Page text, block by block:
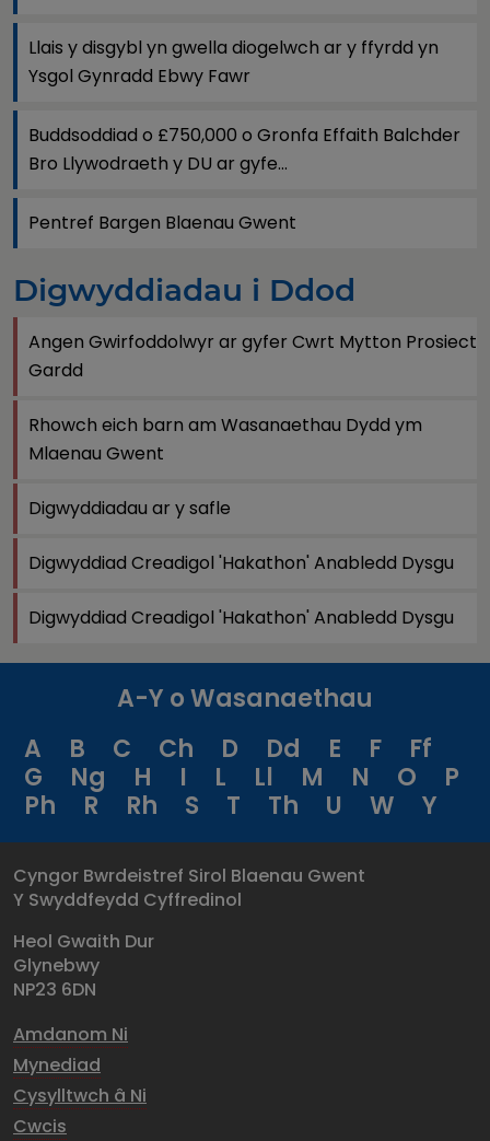
Llais y disgybl yn gwella diogelwch ar y ffyrdd yn
Ysgol Gynradd Ebwy Fawr
Buddsoddiad o £750,000 o Gronfa Effaith Balchder
Bro Llywodraeth y DU ar gyfe...
Pentref Bargen Blaenau Gwent
Digwyddiadau i Ddod
Angen Gwirfoddolwyr ar gyfer Cwrt Mytton Prosiect
Gardd
Rhowch eich barn am Wasanaethau Dydd ym
Mlaenau Gwent
Digwyddiadau ar y safle
Digwyddiad Creadigol 'Hakathon' Anabledd Dysgu
Digwyddiad Creadigol 'Hakathon' Anabledd Dysgu
A-Y o Wasanaethau
A
B C Ch D Dd E F
Ff
G
Ng H I L Ll M N O
P
Ph
R Rh S T Th U W Y
Cyngor Bwrdeistref Sirol Blaenau Gwent
Y Swyddfeydd Cyffredinol
Heol Gwaith Dur
Glynebwy
NP23 6DN
Amdanom Ni
Mynediad
Cysylltwch â Ni
Cwcis